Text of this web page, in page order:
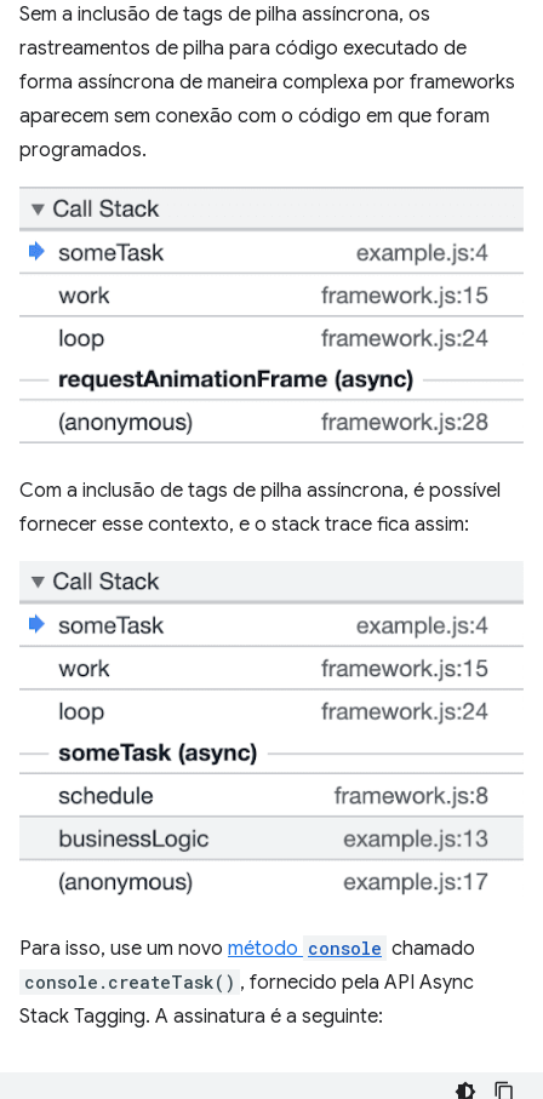
Sem a inclusão de tags de pilha assíncrona, os
rastreamentos de pilha para código executado de
forma assíncrona de maneira complexa por frameworks
aparecem sem conexão com o código em que foram
programados.
Com a inclusão de tags de pilha assíncrona, é possível
fornecer esse contexto, e o stack trace fica assim:
Para isso, use um novo método console chamado
console.createTask() , fornecido pela API Async
Stack Tagging. A assinatura é a seguinte: